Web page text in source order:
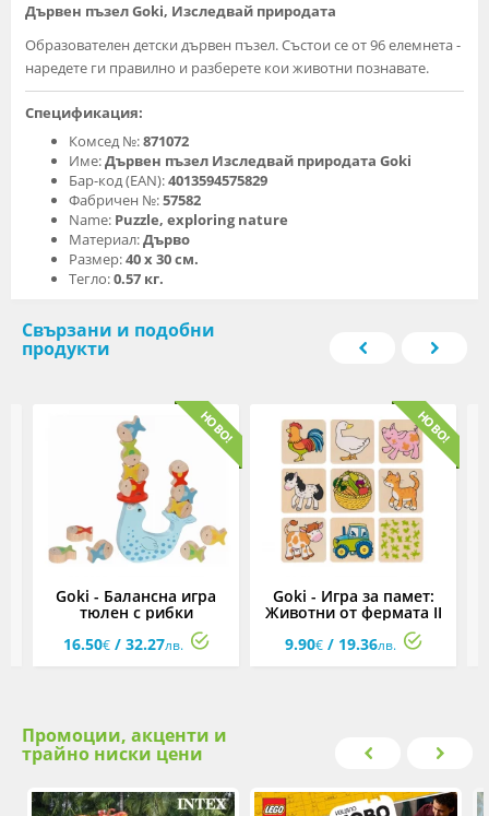
Дървен пъзел Goki, Изследвай природата
Образователен детски дървен пъзел. Състои се от 96 елемнета -
наредете ги правилно и разберете кои животни познавате.
Спецификация:
Комсед №:871072
Име:Дървен пъзел Изследвай природата Goki
Бар-код (EAN):4013594575829
Фабричен №:57582
Name: Puzzle, exploring nature
Материал:Дърво
Размер:40 х 30 см.
Тегло:0.57 кг.
Свързани и подобни
продукти
Goki - Балансна игра
тюлен с рибки
16.50€/ 32.27лв.
Goki - Игра за памет:
Животни от фермата II
9.90€/ 19.36лв.
Промоции, акценти и
трайно ниски цени